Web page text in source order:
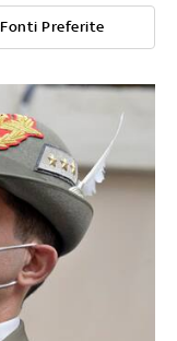
Fonti Preferite